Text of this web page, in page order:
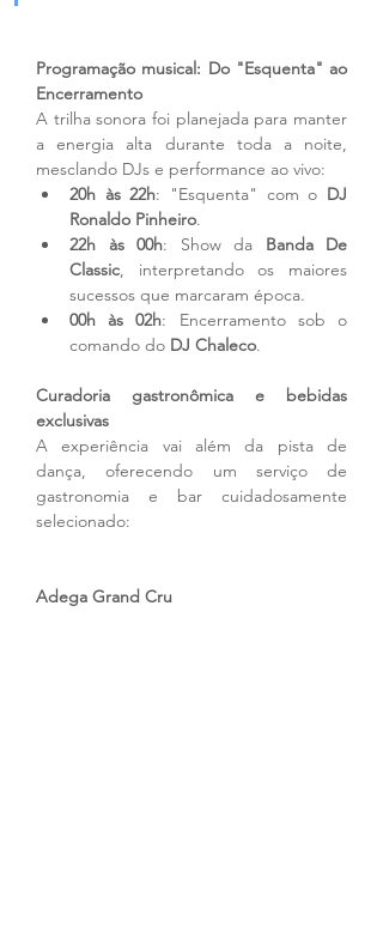
Programação musical: Do "Esquenta" ao
Encerramento
A trilha sonora foi planejada para manter
a energia alta durante toda a noite,
mesclando DJs e performance ao vivo:
20h às 22h: "Esquenta" com o DJ
Ronaldo Pinheiro.
22h às 00h: Show da Banda De
Classic, interpretando os maiores
sucessos que marcaram época.
00h às 02h: Encerramento sob o
comando do DJ Chaleco.
Curadoria gastronômica e bebidas
exclusivas
A experiência vai além da pista de
dança, oferecendo um serviço de
gastronomia e bar cuidadosamente
selecionado:
Adega Grand Cru